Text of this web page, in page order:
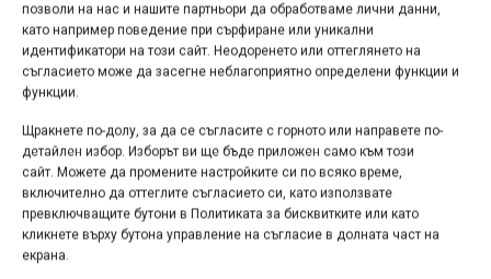
позволи на нас и нашите партньори да обработваме лични данни,
като например поведение при сърфиране или уникални
идентификатори на този сайт. Неодоренето или оттеглянето на
съгласието може да засегне неблагоприятно определени функции и
функции.
Щракнете по-долу, за да се съгласите с горното или направете по-
детайлен избор. Изборът ви ще бъде приложен само към този
сайт. Можете да промените настройките си по всяко време,
включително да оттеглите съгласието си, като използвате
превключващите бутони в Политиката за бисквитките или като
кликнете върху бутона управление на съгласие в долната част на
екрана.
на остров Тасмания. Включвам се и аз с POV видео от
камерата на победителя Джаксън Голдстоун, а запис от
цялото състезание може да гледате тук:
https://www.youtube.com/watch?v=TT2CF0B-7cc
Етикети:POV, Red Bull Hardline,видео,Джаксън
Голдстоун,спускане,Тасмания
Навигация